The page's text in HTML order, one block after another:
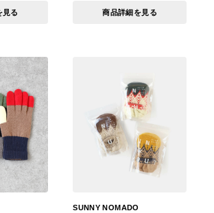
見る 商品詳細を見る
SUNNY NOMADO